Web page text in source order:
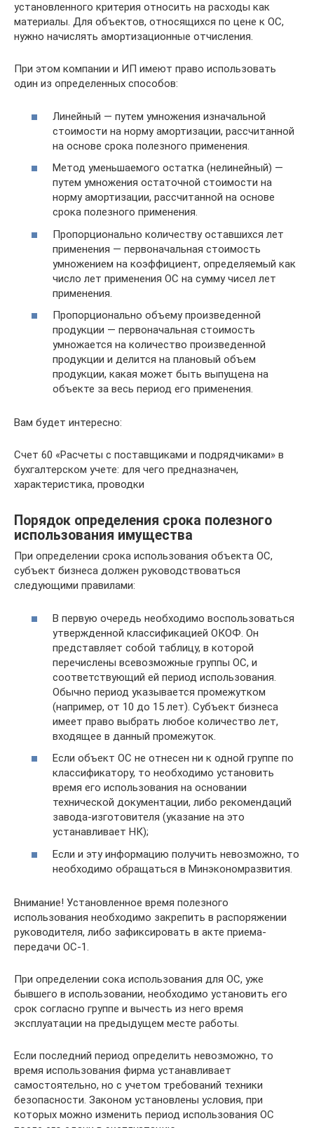
установленного критерия относить на расходы как
материалы. Для объектов, относящихся по цене к ОС,
нужно начислять амортизационные отчисления.
При этом компании и ИП имеют право использовать
один из определенных способов:
Линейный — путем умножения изначальной
стоимости на норму амортизации, рассчитанной
на основе срока полезного применения.
Метод уменьшаемого остатка (нелинейный) —
путем умножения остаточной стоимости на
норму амортизации, рассчитанной на основе
срока полезного применения.
Пропорционально количеству оставшихся лет
применения — первоначальная стоимость
умножением на коэффициент, определяемый как
число лет применения ОС на сумму чисел лет
применения.
Пропорционально объему произведенной
продукции — первоначальная стоимость
умножается на количество произведенной
продукции и делится на плановый объем
продукции, какая может быть выпущена на
объекте за весь период его применения.
Вам будет интересно:
Cчет 60 «Расчеты с поставщиками и подрядчиками» в
бухгалтерском учете: для чего предназначен,
характеристика, проводки
Порядок определения срока полезного
использования имущества
При определении срока использования объекта ОС,
субъект бизнеса должен руководствоваться
следующими правилами:
В первую очередь необходимо воспользоваться
утвержденной классификацией ОКОФ. Он
представляет собой таблицу, в которой
перечислены всевозможные группы ОС, и
соответствующий ей период использования.
Обычно период указывается промежутком
(например, от 10 до 15 лет). Субъект бизнеса
имеет право выбрать любое количество лет,
входящее в данный промежуток.
Если объект ОС не отнесен ни к одной группе по
классификатору, то необходимо установить
время его использования на основании
технической документации, либо рекомендаций
завода-изготовителя (указание на это
устанавливает НК);
Если и эту информацию получить невозможно, то
необходимо обращаться в Минэкономразвития.
Внимание! Установленное время полезного
использования необходимо закрепить в распоряжении
руководителя, либо зафиксировать в акте приема-
передачи ОС-1.
При определении сока использования для ОС, уже
бывшего в использовании, необходимо установить его
срок согласно группе и вычесть из него время
эксплуатации на предыдущем месте работы.
Если последний период определить невозможно, то
время использования фирма устанавливает
самостоятельно, но с учетом требований техники
безопасности. Законом установлены условия, при
которых можно изменить период использования ОС